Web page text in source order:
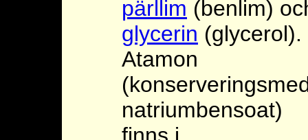
pärllim (benlim)
glycerin (glycerol).
Atamon
natriumbensoat)